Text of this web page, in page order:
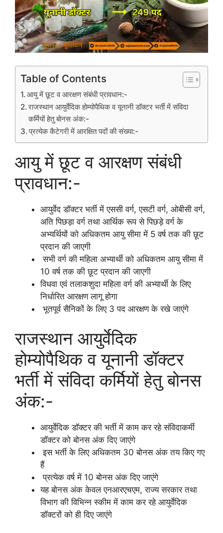
Table of Contents
आयु में छूट व आरक्षण संबंधी प्रावधान:-
राजस्थान आयुर्वेदिक होम्योपैथिक व यूनानी डॉक्टर भर्ती में संविदा
कर्मियों हेतु बोनस अंक:-
प्रत्येक कैटेगरी में आरक्षित पदों की संख्या:-
आयु में छूट व आरक्षण संबंधी
प्रावधान:-
आयुर्वेद डॉक्टर भर्ती में एससी वर्ग, एसटी वर्ग, ओबीसी वर्ग,
अति पिछड़ा वर्ग तथा आर्थिक रूप से पिछड़े वर्ग के
अभ्यर्थियों को अधिकतम आयु सीमा में 5 वर्ष तक की छूट
प्रदान की जाएगी
सभी वर्ग की महिला अभ्यार्थी को अधिकतम आयु सीमा में
10 वर्ष तक की छूट प्रदान की जाएगी
विधवा एवं तलाकशुदा महिला वर्ग की अभ्यार्थी के लिए
निर्धारित आरक्षण लागू होगा
भूतपूर्व सैनिकों के लिए 3 पद आरक्षण के रखे जाएंगे
राजस्थान आयुर्वेदिक
होम्योपैथिक व यूनानी डॉक्टर
भर्ती में संविदा कर्मियों हेतु बोनस
अंक:-
आयुर्वेदिक डॉक्टर की भर्ती में काम कर रहे संविदाकर्मी
डॉक्टर को बोनस अंक दिए जाएंगे
इस भर्ती के लिए अधिकतम 30 बोनस अंक तय किए गए
हैं
प्रत्येक वर्ष में 10 बोनस अंक दिए जाएंगे
यह बोनस अंक केवल एनआरएचएम, राज्य सरकार तथा
विभाग की विभिन्न स्कीम में काम कर रहे आयुर्वेदिक
डॉक्टरों को ही दिए जाएंगे